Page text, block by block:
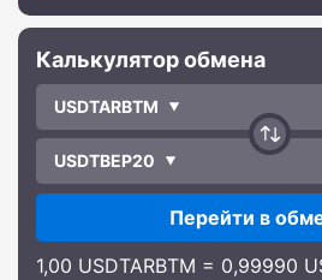
Калькулятор обмена
USDTARBTM
USDTBEP20
Перейти в
1,00 USDTARBTM = 0,99990